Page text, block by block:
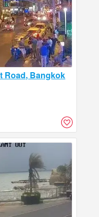
Road, Bangkok